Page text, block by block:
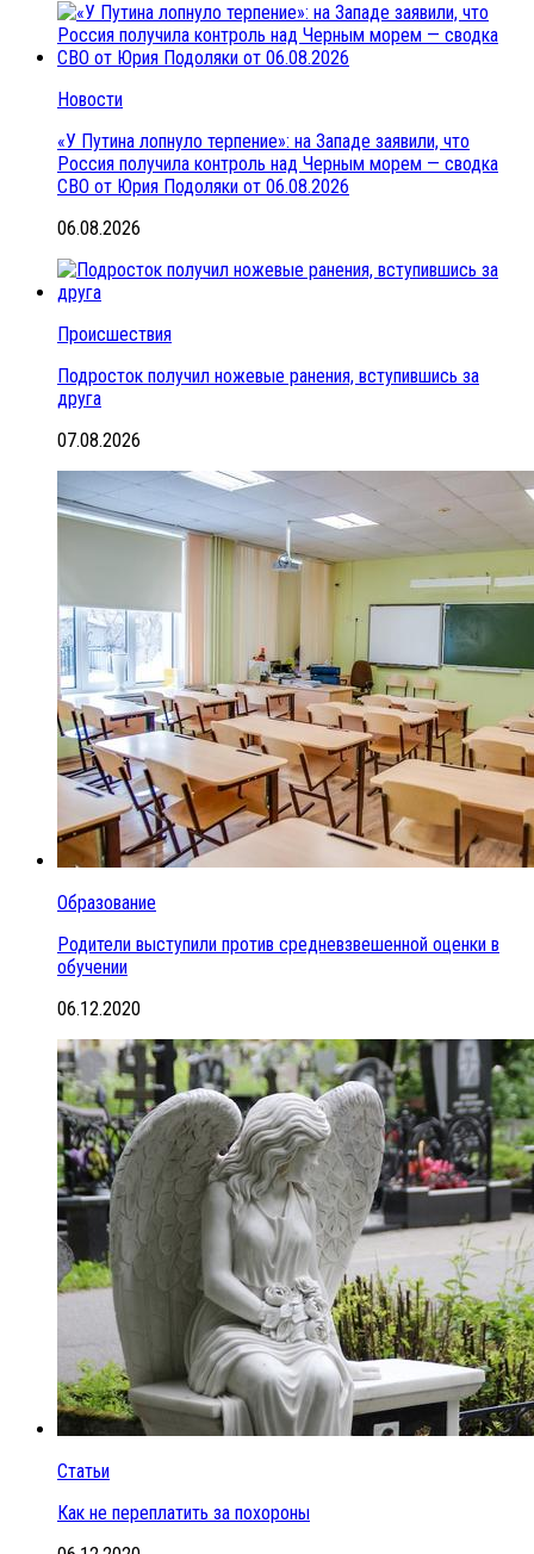
Новости
«У Путина лопнуло терпение»: на Западе заявили, что
Россия получила контроль над Черным морем — сводка
СВО от Юрия Подоляки от 06.08.2026
06.08.2026
Происшествия
Подросток получил ножевые ранения, вступившись за
друга
07.08.2026
Образование
Родители выступили против средневзвешенной оценки в
обучении
06.12.2020
Статьи
Как не переплатить за похороны